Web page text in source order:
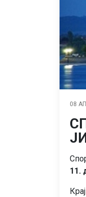
08
11.